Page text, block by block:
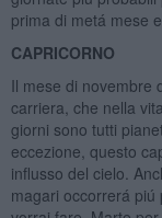
prima di metá mese
CAPRICORNO
Il mese di novembre
carriera, che nella
giorni sono tutti
eccezione, questo
influsso del cielo.
magari occorrerá piú